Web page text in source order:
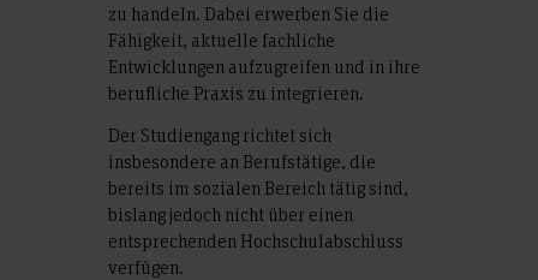
zu handeln. Dabei erwerben Sie die
Fähigkeit, aktuelle fachliche
Entwicklungen aufzugreifen und in ihre
berufliche Praxis zu integrieren.
Der Studiengang richtet sich
insbesondere an Berufstätige, die
bereits im sozialen Bereich tätig sind,
bislang jedoch nicht über einen
entsprechenden Hochschulabschluss
verfügen.